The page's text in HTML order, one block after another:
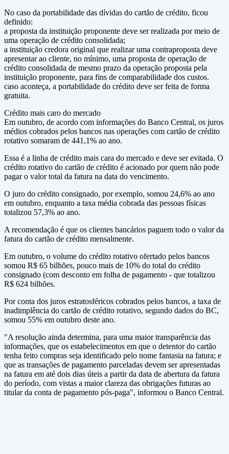
No caso da portabilidade das dívidas do cartão de crédito, ficou
definido:
a proposta da instituição proponente deve ser realizada por meio de
uma operação de crédito consolidada;
a instituição credora original que realizar uma contraproposta deve
apresentar ao cliente, no mínimo, uma proposta de operação de
crédito consolidada de mesmo prazo da operação proposta pela
instituição proponente, para fins de comparabilidade dos custos.
caso aconteça, a portabilidade do crédito deve ser feita de forma
gratuita.
Crédito mais caro do mercado
Em outubro, de acordo com informações do Banco Central, os juros
médios cobrados pelos bancos nas operações com cartão de crédito
rotativo somaram de 441,1% ao ano.
Essa é a linha de crédito mais cara do mercado e deve ser evitada. O
crédito rotativo do cartão de crédito é acionado por quem não pode
pagar o valor total da fatura na data do vencimento.
O juro do crédito consignado, por exemplo, somou 24,6% ao ano
em outubro, enquanto a taxa média cobrada das pessoas físicas
totalizou 57,3% ao ano.
A recomendação é que os clientes bancários paguem todo o valor da
fatura do cartão de crédito mensalmente.
Em outubro, o volume do crédito rotativo ofertado pelos bancos
somou R$ 65 bilhões, pouco mais de 10% do total do crédito
consignado (com desconto em folha de pagamento - que totalizou
R$ 624 bilhões.
Por conta dos juros estratosféricos cobrados pelos bancos, a taxa de
inadimplência do cartão de crédito rotativo, segundo dados do BC,
somou 55% em outubro deste ano.
"A resolução ainda determina, para uma maior transparência das
informações, que os estabelecimentos em que o detentor do cartão
tenha feito compras seja identificado pelo nome fantasia na fatura; e
que as transações de pagamento parceladas devem ser apresentadas
na fatura em até dois dias úteis a partir da data de abertura da fatura
do período, com vistas a maior clareza das obrigações futuras ao
titular da conta de pagamento pós-paga", informou o Banco Central.